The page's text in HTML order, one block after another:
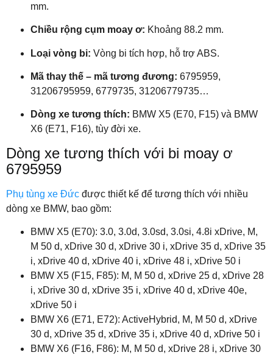
mm.
Chiều rộng cụm moay ơ: Khoảng 88.2 mm.
Loại vòng bi: Vòng bi tích hợp, hỗ trợ ABS.
Mã thay thế – mã tương đương: 6795959,
31206795959, 6779735, 31206779735…
Dòng xe tương thích: BMW X5 (E70, F15) và BMW
X6 (E71, F16), tùy đời xe.
Dòng xe tương thích với bi moay ơ
6795959
Phụ tùng xe Đức được thiết kế để tương thích với nhiều
dòng xe BMW, bao gồm:
BMW X5 (E70): 3.0, 3.0d, 3.0sd, 3.0si, 4.8i xDrive, M,
M 50 d, xDrive 30 d, xDrive 30 i, xDrive 35 d, xDrive 35
i, xDrive 40 d, xDrive 40 i, xDrive 48 i, xDrive 50 i
BMW X5 (F15, F85): M, M 50 d, xDrive 25 d, xDrive 28
i, xDrive 30 d, xDrive 35 i, xDrive 40 d, xDrive 40e,
xDrive 50 i
BMW X6 (E71, E72): ActiveHybrid, M, M 50 d, xDrive
30 d, xDrive 35 d, xDrive 35 i, xDrive 40 d, xDrive 50 i
BMW X6 (F16, F86): M, M 50 d, xDrive 28 i, xDrive 30